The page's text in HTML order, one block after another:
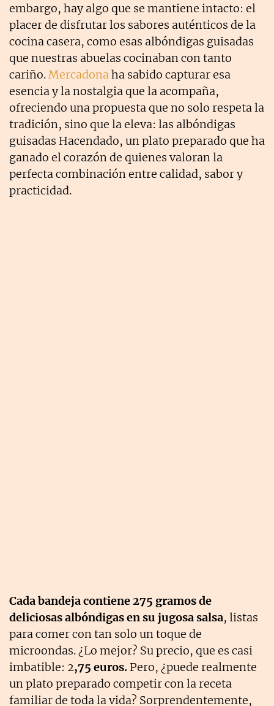
embargo, hay algo que se mantiene intacto: el
placer de disfrutar los sabores auténticos de la
cocina casera, como esas albóndigas guisadas
que nuestras abuelas cocinaban con tanto
cariño.Mercadonaha sabido capturar esa
esencia y la nostalgia que la acompaña,
ofreciendo una propuesta que no solo respeta la
tradición, sino que la eleva: las albóndigas
guisadas Hacendado, un plato preparado que ha
ganado el corazón de quienes valoran la
perfecta combinación entre calidad, sabor y
practicidad.
Cada bandeja contiene 275 gramos de
deliciosas albóndigas en su jugosa salsa, listas
para comer con tan solo un toque de
microondas. ¿Lo mejor? Su precio, que es casi
imbatible: 2,75 euros. Pero, ¿puede realmente
un plato preparado competir con la receta
familiar de toda la vida? Sorprendentemente,